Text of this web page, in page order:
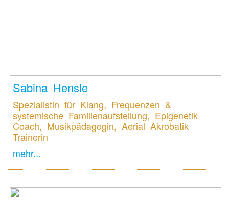
Sabina Hensle
Spezialistin für Klang, Frequenzen &
systemische Familienaufstellung, Epigenetik
Coach, Musikpädagogin, Aerial Akrobatik
Trainerin
mehr...